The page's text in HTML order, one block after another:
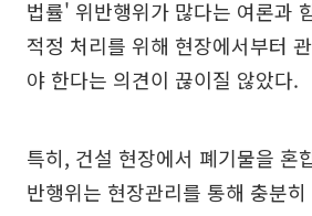
법률' 위반행위가 많다는 여론과
적정 처리를 위해 현장에서부터
야 한다는 의견이 끊이질 않았다.
특히, 건설 현장에서 폐기물을 혼
반행위는 현장관리를 통해 충분